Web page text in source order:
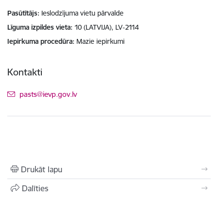
Pasūtītājs Ieslodzījuma vietu pārvalde
Līguma izpildes vieta 10 (LATVIJA), LV-2114
Iepirkuma procedūra Mazie iepirkumi
Kontakti
E-pasts:
pasts@ievp.gov.lv
Drukāt lapu
Dalīties